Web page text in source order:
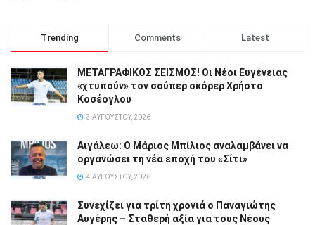
Trending Comments Latest
ΜΕΤΑΓΡΑΦΙΚΟΣ ΣΕΙΣΜΟΣ! Οι Νέοι Ευγένειας
«χτυπούν» τον σούπερ σκόρερ Χρήστο
Κοσέογλου
3 ΑΥΓΟΎΣΤΟΥ, 2026
Αιγάλεω: Ο Μάριος Μπίλιος αναλαμβάνει να
οργανώσει τη νέα εποχή του «Σίτι»
4 ΑΥΓΟΎΣΤΟΥ, 2026
Συνεχίζει για τρίτη χρονιά ο Παναγιώτης
Αυγέρης – Σταθερή αξία για τους Νέους